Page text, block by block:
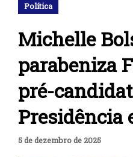
Política
Michelle
parabeniza
pré-
Presidência
5 de dezembro de 2025